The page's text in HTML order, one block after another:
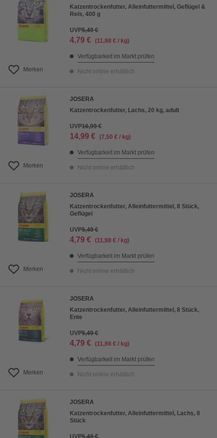
Merken
Katzentrockenfutter, Alleinfuttermittel, Geflügel &
Reis, 400 g
UVP5,49 €
4,79 € (11,98 € / kg)
Verfügbarkeit im Markt prüfen
Nicht online erhältlich
Merken
JOSERA
Katzentrockenfutter, Lachs, 20 kg, adult
UVP16,99 €
14,99 € (7,50 € / kg)
Verfügbarkeit im Markt prüfen
Nicht online erhältlich
Merken
JOSERA
Katzentrockenfutter, Alleinfuttermittel, 8 Stück,
Geflügel
UVP5,49 €
4,79 € (11,98 € / kg)
Verfügbarkeit im Markt prüfen
Nicht online erhältlich
Merken
JOSERA
Katzentrockenfutter, Alleinfuttermittel, 8 Stück,
Ente
UVP5,49 €
4,79 € (11,98 € / kg)
Verfügbarkeit im Markt prüfen
Nicht online erhältlich
JOSERA
Katzentrockenfutter, Alleinfuttermittel, Lachs, 8
Stück